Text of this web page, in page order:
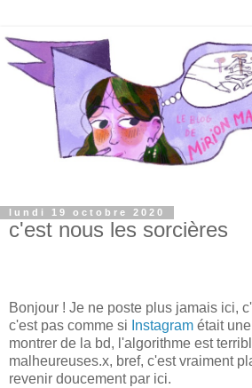
lundi 19 octobre 2020
c'est nous les sorcières
Bonjour ! Je ne poste plus jamais ici,
c'est pas comme si Instagram était
montrer de la bd, l'algorithme est
malheureuses.x, bref, c'est vraiment
revenir doucement par ici.